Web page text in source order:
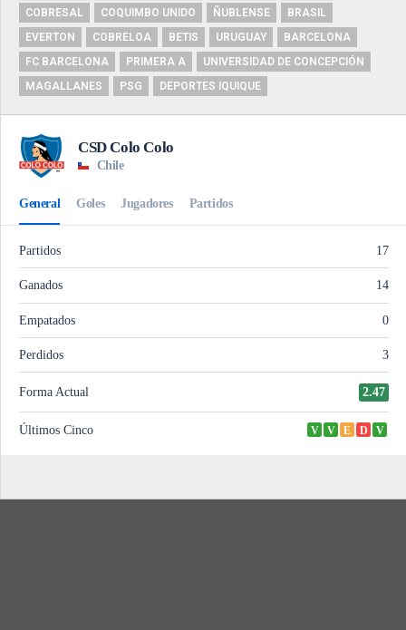
COBRESAL
COQUIMBO UNIDO ÑUBLENSE
BRASIL
EVERTON
COBRELOA BETIS URUGUAY
BARCELONA
FC BARCELONA
PRIMERA A
UNIVERSIDAD DE CONCEPCIÓN
MAGALLANES
PSG DEPORTES IQUIQUE